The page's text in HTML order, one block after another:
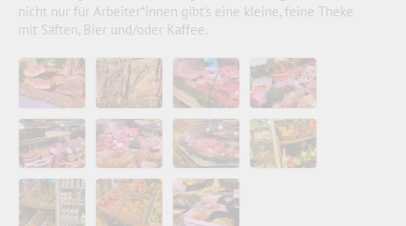
nicht nur für Arbeiter*innen gibt's eine kleine, feine Theke
mit Säften, Bier und/oder Kaffee.